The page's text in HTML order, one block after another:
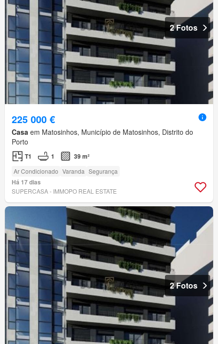
2 Fotos
225 000 €
Casa em Matosinhos, Município de Matosinhos, Distrito do
Porto
T1 1 39 m²
Ar Condicionado Varanda Segurança
Há 17 dias
SUPERCASA - IMMOPO REAL ESTATE
2 Fotos